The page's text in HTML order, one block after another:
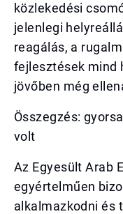
közlekedési
jelenlegi
reagálás, a
fejlesztések mind
jövőben még
Összegzés:
volt
Az Egyesült Arab
egyértelműen
alkalmazkodni és